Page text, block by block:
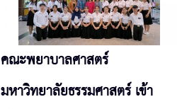
คณะพยาบาลศาสตร์
มหาวิทยาลัยธรรมศาสตร์ เข้า